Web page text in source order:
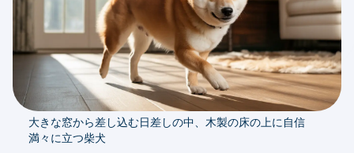
大きな窓から差し込む日差しの中、木製の床の上に自信
満々に立つ柴犬